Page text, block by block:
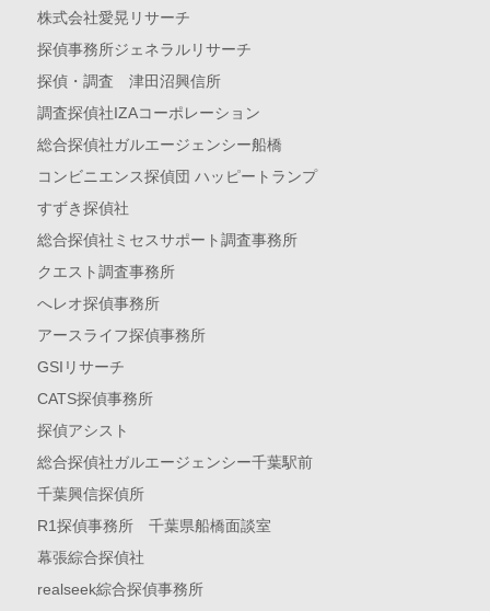
株式会社愛晃リサーチ
探偵事務所ジェネラルリサーチ
探偵・調査 津田沼興信所
調査探偵社IZAコーポレーション
総合探偵社ガルエージェンシー船橋
コンビニエンス探偵団 ハッピートランプ
すずき探偵社
総合探偵社ミセスサポート調査事務所
クエスト調査事務所
へレオ探偵事務所
アースライフ探偵事務所
GSIリサーチ
CATS探偵事務所
探偵アシスト
総合探偵社ガルエージェンシー千葉駅前
千葉興信探偵所
R1探偵事務所 千葉県船橋面談室
幕張綜合探偵社
realseek綜合探偵事務所